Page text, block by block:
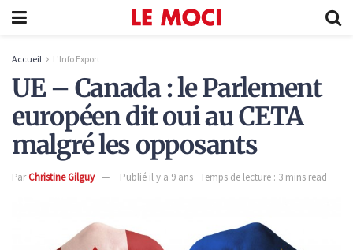
Accueil L'Info Export
UE – Canada : le Parlement
européen dit oui au CETA
malgré les opposants
ParChristine Gilguy Publié il y a 9 ans Temps de lecture : 3 mins read